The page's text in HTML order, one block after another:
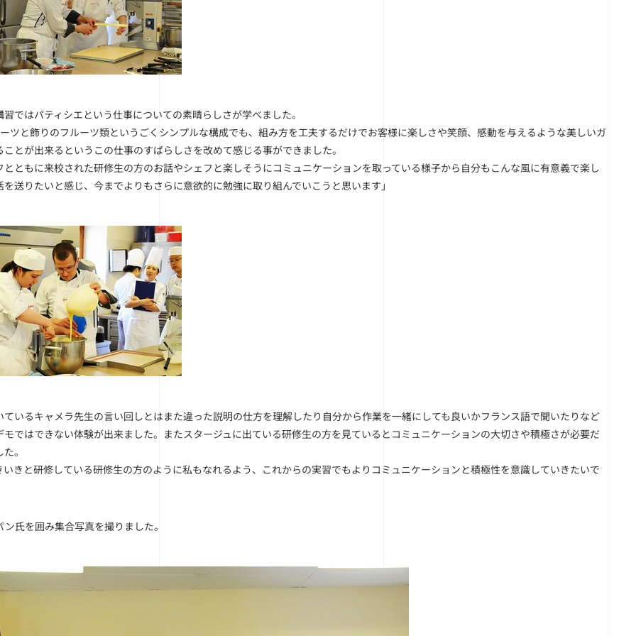
ではパティシエという仕事についての素晴らしさが学べました。
ツと飾りのフルーツ類というごくシンプルな構成でも、組み方を工夫するだけでお客様に楽しさや笑顔、感動を与えるような美しいガ
ことが出来るというこの仕事のすばらしさを改めて感じる事ができました。
とともに来校された研修生の方のお話やシェフと楽しそうにコミュニケーションを取っている様子から自分もこんな風に有意義で楽し
を送りたいと感じ、今までよりもさらに意欲的に勉強に取り組んでいこうと思います」
ているキャメラ先生の言い回しとはまた違った説明の仕方を理解したり自分から作業を一緒にしても良いかフランス語で聞いたりなど
モではできない体験が出来ました。またスタージュに出ている研修生の方を見ているとコミュニケーションの大切さや積極さが必要だ
。
いきと研修している研修生の方のように私もなれるよう、これからの実習でもよりコミュニケーションと積極性を意識していきたいで
氏を囲み集合写真を撮りました。